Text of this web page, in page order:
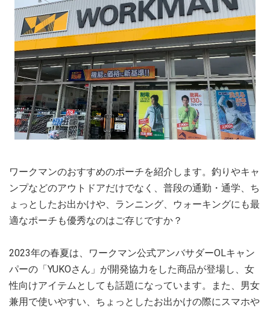
ワークマンのおすすめのポーチを紹介します。釣りやキャ
ンプなどのアウトドアだけでなく、普段の通勤・通学、ち
ょっとしたお出かけや、ランニング、ウォーキングにも最
適なポーチも優秀なのはご存じですか？
2023年の春夏は、ワークマン公式アンバサダーOLキャン
パーの「YUKOさん」が開発協力をした商品が登場し、女
性向けアイテムとしても話題になっています。また、男女
兼用で使いやすい、ちょっとしたお出かけの際にスマホや